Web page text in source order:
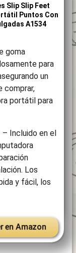
Slip Slip Feet
Puntos Con
A1534
goma
para
un
comprar,
portátil para
Incluido en el
Los
y fácil, los
en Amazon